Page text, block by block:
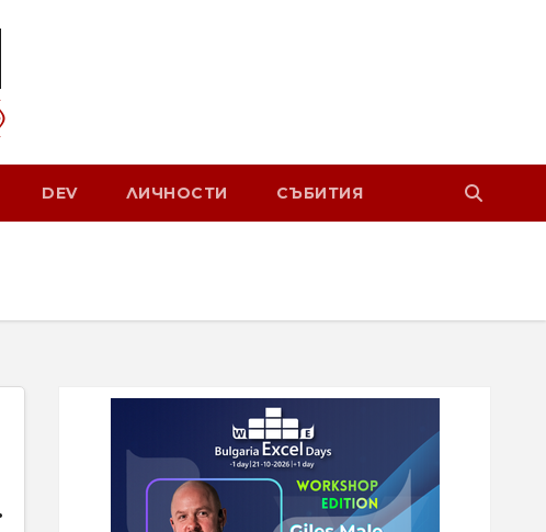
DEV ЛИЧНОСТИ СЪБИТИЯ